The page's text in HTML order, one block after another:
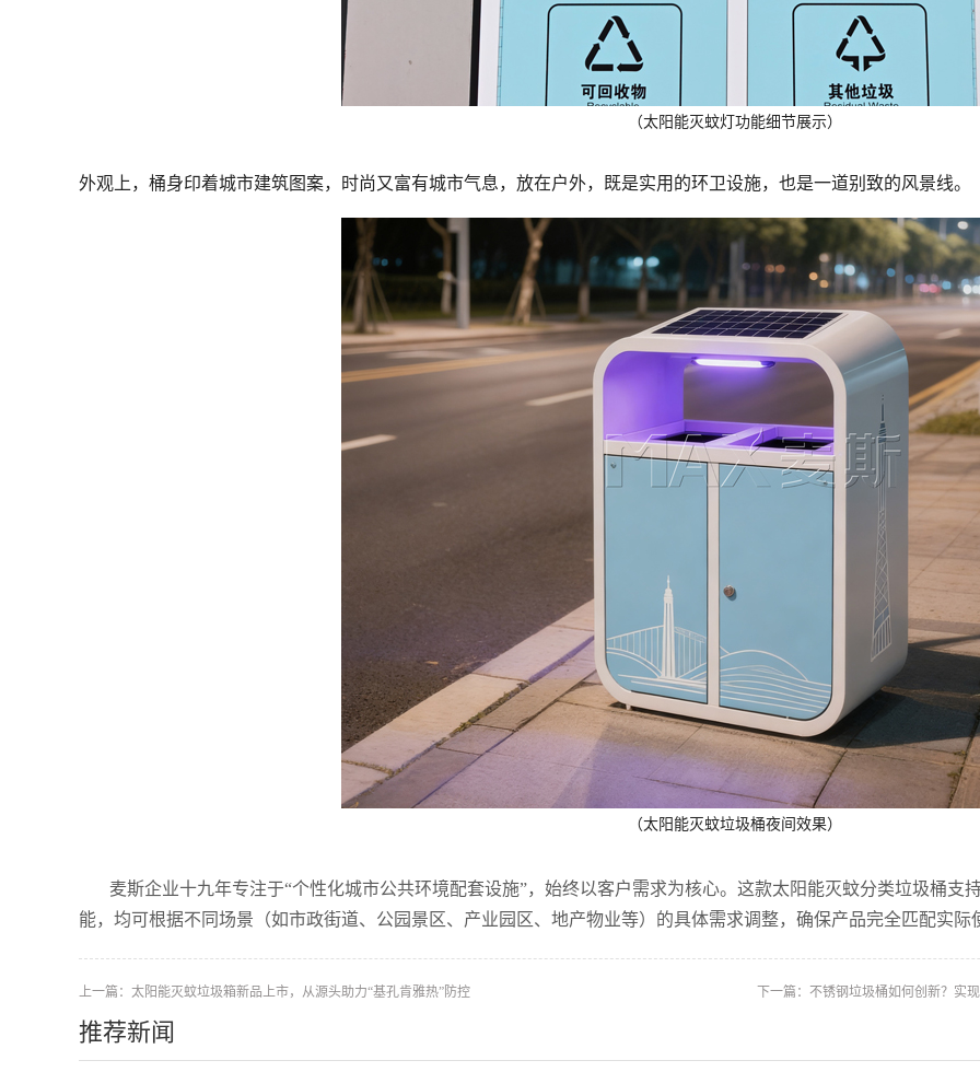
（太阳能灭蚊灯功能细节展示）
外观上，桶身印着城市建筑图案，时尚又富有城市气息，放在户外，既是实用的环卫设施，也是一道别致的风景线。
（太阳能灭蚊垃圾桶夜间效果）
麦斯企业十九年专注于“个性化城市公共环境配套设施”，始终以客户需求为核心。这款太阳能灭蚊分类垃圾桶支
能，均可根据不同场景（如市政街道、公园景区、产业园区、地产物业等）的具体需求调整，确保产品完全匹配实际
上一篇： 太阳能灭蚊垃圾箱新品上市，从源头助力“基孔肯雅热”防控 下一篇： 不锈钢垃圾桶如何创新？实
推荐新闻